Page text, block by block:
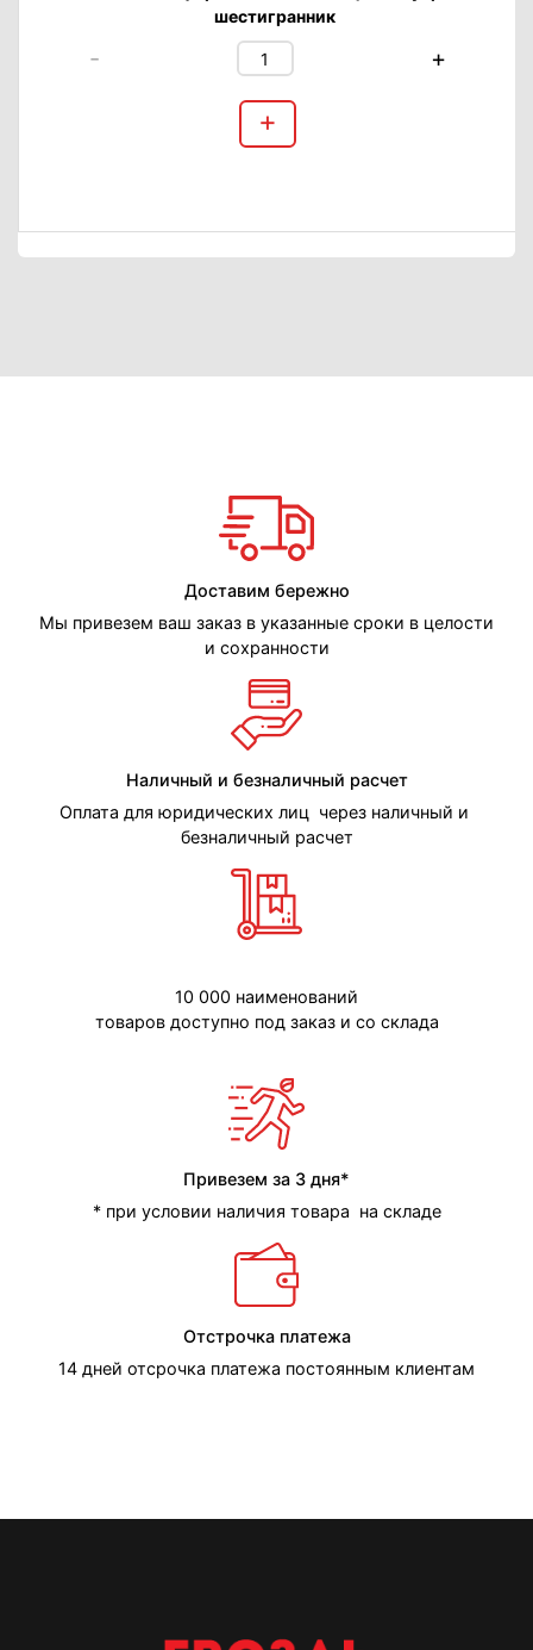
шестигранник
- +
+
Доставим бережно
Мы привезем ваш заказ в указанные сроки в целости
и сохранности
Наличный и безналичный расчет
Оплата для юридических лиц через наличный и
безналичный расчет
10 000 наименований
товаров доступно под заказ и со склада
Привезем за 3 дня*
* при условии наличия товара на складе
Отстрочка платежа
14 дней отсрочка платежа постоянным клиентам